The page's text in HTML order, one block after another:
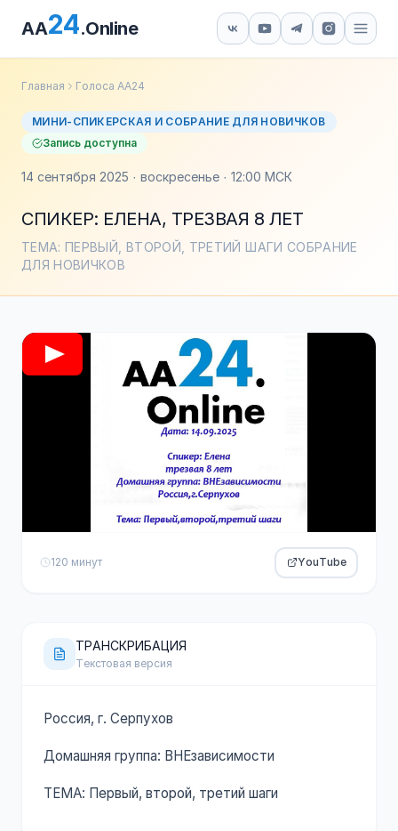
AA24.Online
Главная Голоса АА24
МИНИ-СПИКЕРСКАЯ И СОБРАНИЕ ДЛЯ НОВИЧКОВ
Запись доступна
14 сентября 2025 · воскресенье · 12:00 МСК
СПИКЕР: ЕЛЕНА, ТРЕЗВАЯ 8 ЛЕТ
ТЕМА: ПЕРВЫЙ, ВТОРОЙ, ТРЕТИЙ ШАГИ СОБРАНИЕ
ДЛЯ НОВИЧКОВ
120 минут YouTube
ТРАНСКРИБАЦИЯ
Текстовая версия
Россия, г. Серпухов
Домашняя группа: ВНЕзависимости
ТЕМА: Первый, второй, третий шаги